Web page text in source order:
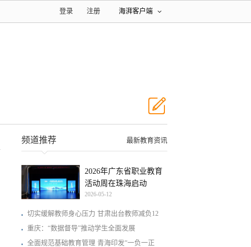
海湃客户端
注册
登录
最新教育资讯
频道推荐
2026年广东省职业教育
活动周在珠海启动
2026-05-12
切实缓解教师身心压力 甘肃出台教师减负12
重庆：“数据督导”推动学生全面发展
全面规范基础教育管理 青海印发“一负一正